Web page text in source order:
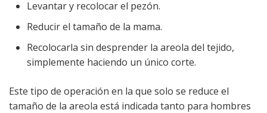
Levantar y recolocar el pezón.
Reducir el tamaño de la mama.
Recolocarla sin desprender la areola del tejido,
simplemente haciendo un único corte.
Este tipo de operación en la que solo se reduce el
tamaño de la areola está indicada tanto para hombres